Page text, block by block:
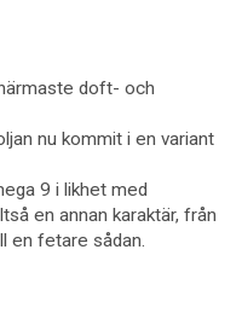
doft- och
nu kommit i en variant
9 i likhet med
en annan karaktär, från
en fetare sådan.